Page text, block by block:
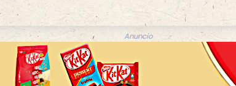
Anuncio